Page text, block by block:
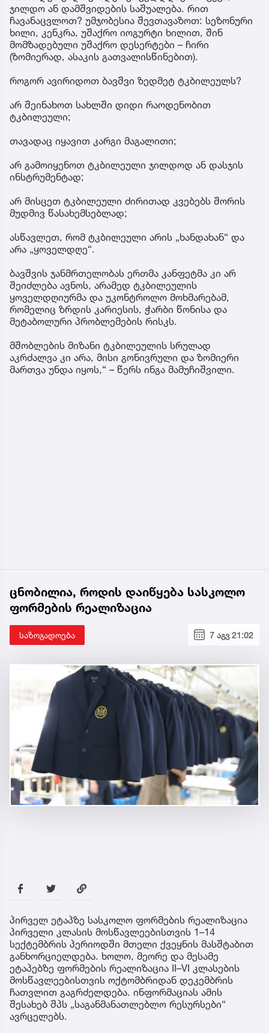
ჯილდო ან დამშვიდების საშუალება. რით
ჩავანაცვლოთ? უმჯობესია შევთავაზოთ: სეზონური
ხილი, კენკრა, უშაქრო იოგურტი ხილით, შინ
მომზადებული უშაქრო დესერტები – ჩირი
(ზომიერად, ასაკის გათვალისწინებით).
როგორ ავირიდოთ ბავშვი ზედმეტ ტკბილეულს?
არ შეინახოთ სახლში დიდი რაოდენობით
ტკბილეული;
თავადაც იყავით კარგი მაგალითი;
არ გამოიყენოთ ტკბილეული ჯილდოდ ან დასჯის
ინსტრუმენტად;
არ მისცეთ ტკბილეული ძირითად კვებებს შორის
მუდმივ წასახემსებლად;
ასწავლეთ, რომ ტკბილეული არის „ხანდახან“ და
არა „ყოველდღე“.
ბავშვის ჯანმრთელობას ერთმა კანფეტმა კი არ
შეიძლება ავნოს, არამედ ტკბილეულის
ყოველდღიურმა და უკონტროლო მოხმარებამ,
რომელიც ზრდის კარიესის, ჭარბი წონისა და
მეტაბოლური პრობლემების რისკს.
მშობლების მიზანი ტკბილეულის სრულად
აკრძალვა კი არა, მისი გონივრული და ზომიერი
მართვა უნდა იყოს,“ – წერს ინგა მამუჩიშვილი.
ცნობილია, როდის დაიწყება სასკოლო
ფორმების რეალიზაცია
საზოგადოება 7 აგვ 21:02
პირველ ეტაპზე სასკოლო ფორმების რეალიზაცია
პირველი კლასის მოსწავლეებისთვის 1–14
სექტემბრის პერიოდში მთელი ქვეყნის მასშტაბით
განხორციელდება. ხოლო, მეორე და მესამე
ეტაპებზე ფორმების რეალიზაცია II–VI კლასების
მოსწავლეებისთვის ოქტომბრიდან დეკემბრის
ჩათვლით გაგრძელდება. ინფორმაციას ამის
შესახებ შპს „საგანმანათლებლო რესურსები“
ავრცელებს.